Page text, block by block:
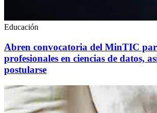
Educación
Abren convocatoria del MinTIC
profesionales en ciencias de datos,
postularse